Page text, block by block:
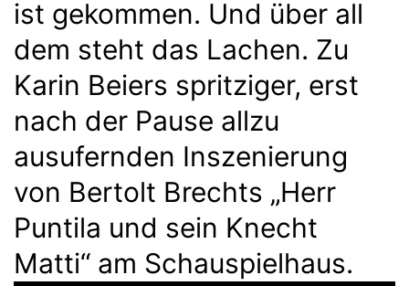
ist gekommen. Und über all
dem steht das Lachen. Zu
Karin Beiers spritziger, erst
nach der Pause allzu
ausufernden Inszenierung
von Bertolt Brechts „Herr
Puntila und sein Knecht
Matti“ am Schauspielhaus.